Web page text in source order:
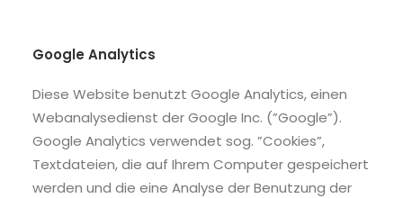
Google Analytics
Diese Website benutzt Google Analytics, einen
Webanalysedienst der Google Inc. (”Google”).
Google Analytics verwendet sog. ”Cookies”,
Textdateien, die auf Ihrem Computer gespeichert
werden und die eine Analyse der Benutzung der